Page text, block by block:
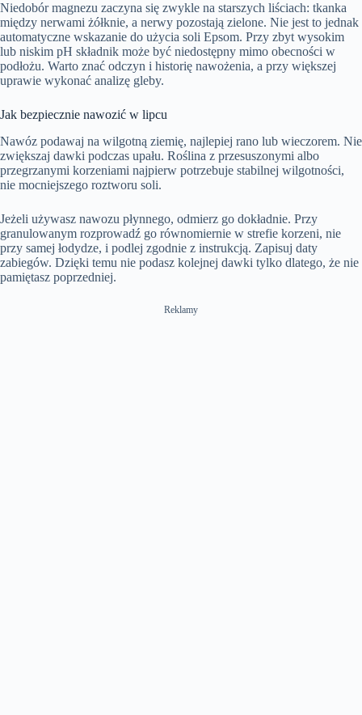
Niedobór magnezu zaczyna się zwykle na starszych liściach: tkanka
między nerwami żółknie, a nerwy pozostają zielone. Nie jest to jednak
automatyczne wskazanie do użycia soli Epsom. Przy zbyt wysokim
lub niskim pH składnik może być niedostępny mimo obecności w
podłożu. Warto znać odczyn i historię nawożenia, a przy większej
uprawie wykonać analizę gleby.
Jak bezpiecznie nawozić w lipcu
Nawóz podawaj na wilgotną ziemię, najlepiej rano lub wieczorem. Nie
zwiększaj dawki podczas upału. Roślina z przesuszonymi albo
przegrzanymi korzeniami najpierw potrzebuje stabilnej wilgotności,
nie mocniejszego roztworu soli.
Jeżeli używasz nawozu płynnego, odmierz go dokładnie. Przy
granulowanym rozprowadź go równomiernie w strefie korzeni, nie
przy samej łodydze, i podlej zgodnie z instrukcją. Zapisuj daty
zabiegów. Dzięki temu nie podasz kolejnej dawki tylko dlatego, że nie
pamiętasz poprzedniej.
Reklamy